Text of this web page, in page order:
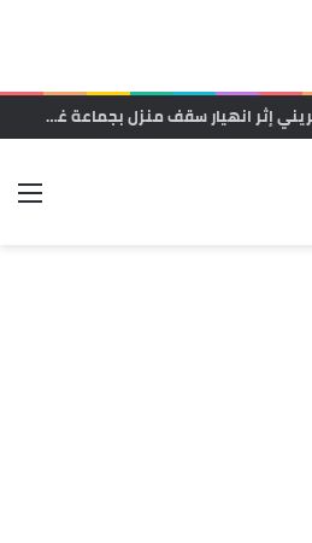
الرشيدية: وفاة شاب عشريني إثر انهيار سقف منزل بجماعة غريس السفلى